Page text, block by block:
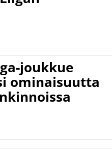
joukkue
ominaisuutta